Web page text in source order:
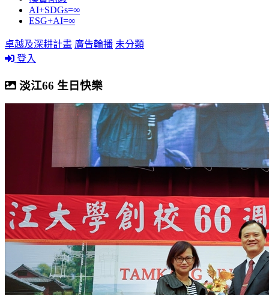
AI+SDGs=∞
ESG+AI=∞
卓越及深耕計畫 廣告輪播 未分類
登入
淡江66 生日快樂